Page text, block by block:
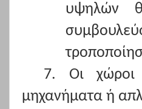
υψηλών
7. Οι χώροι
μηχανήματα ή